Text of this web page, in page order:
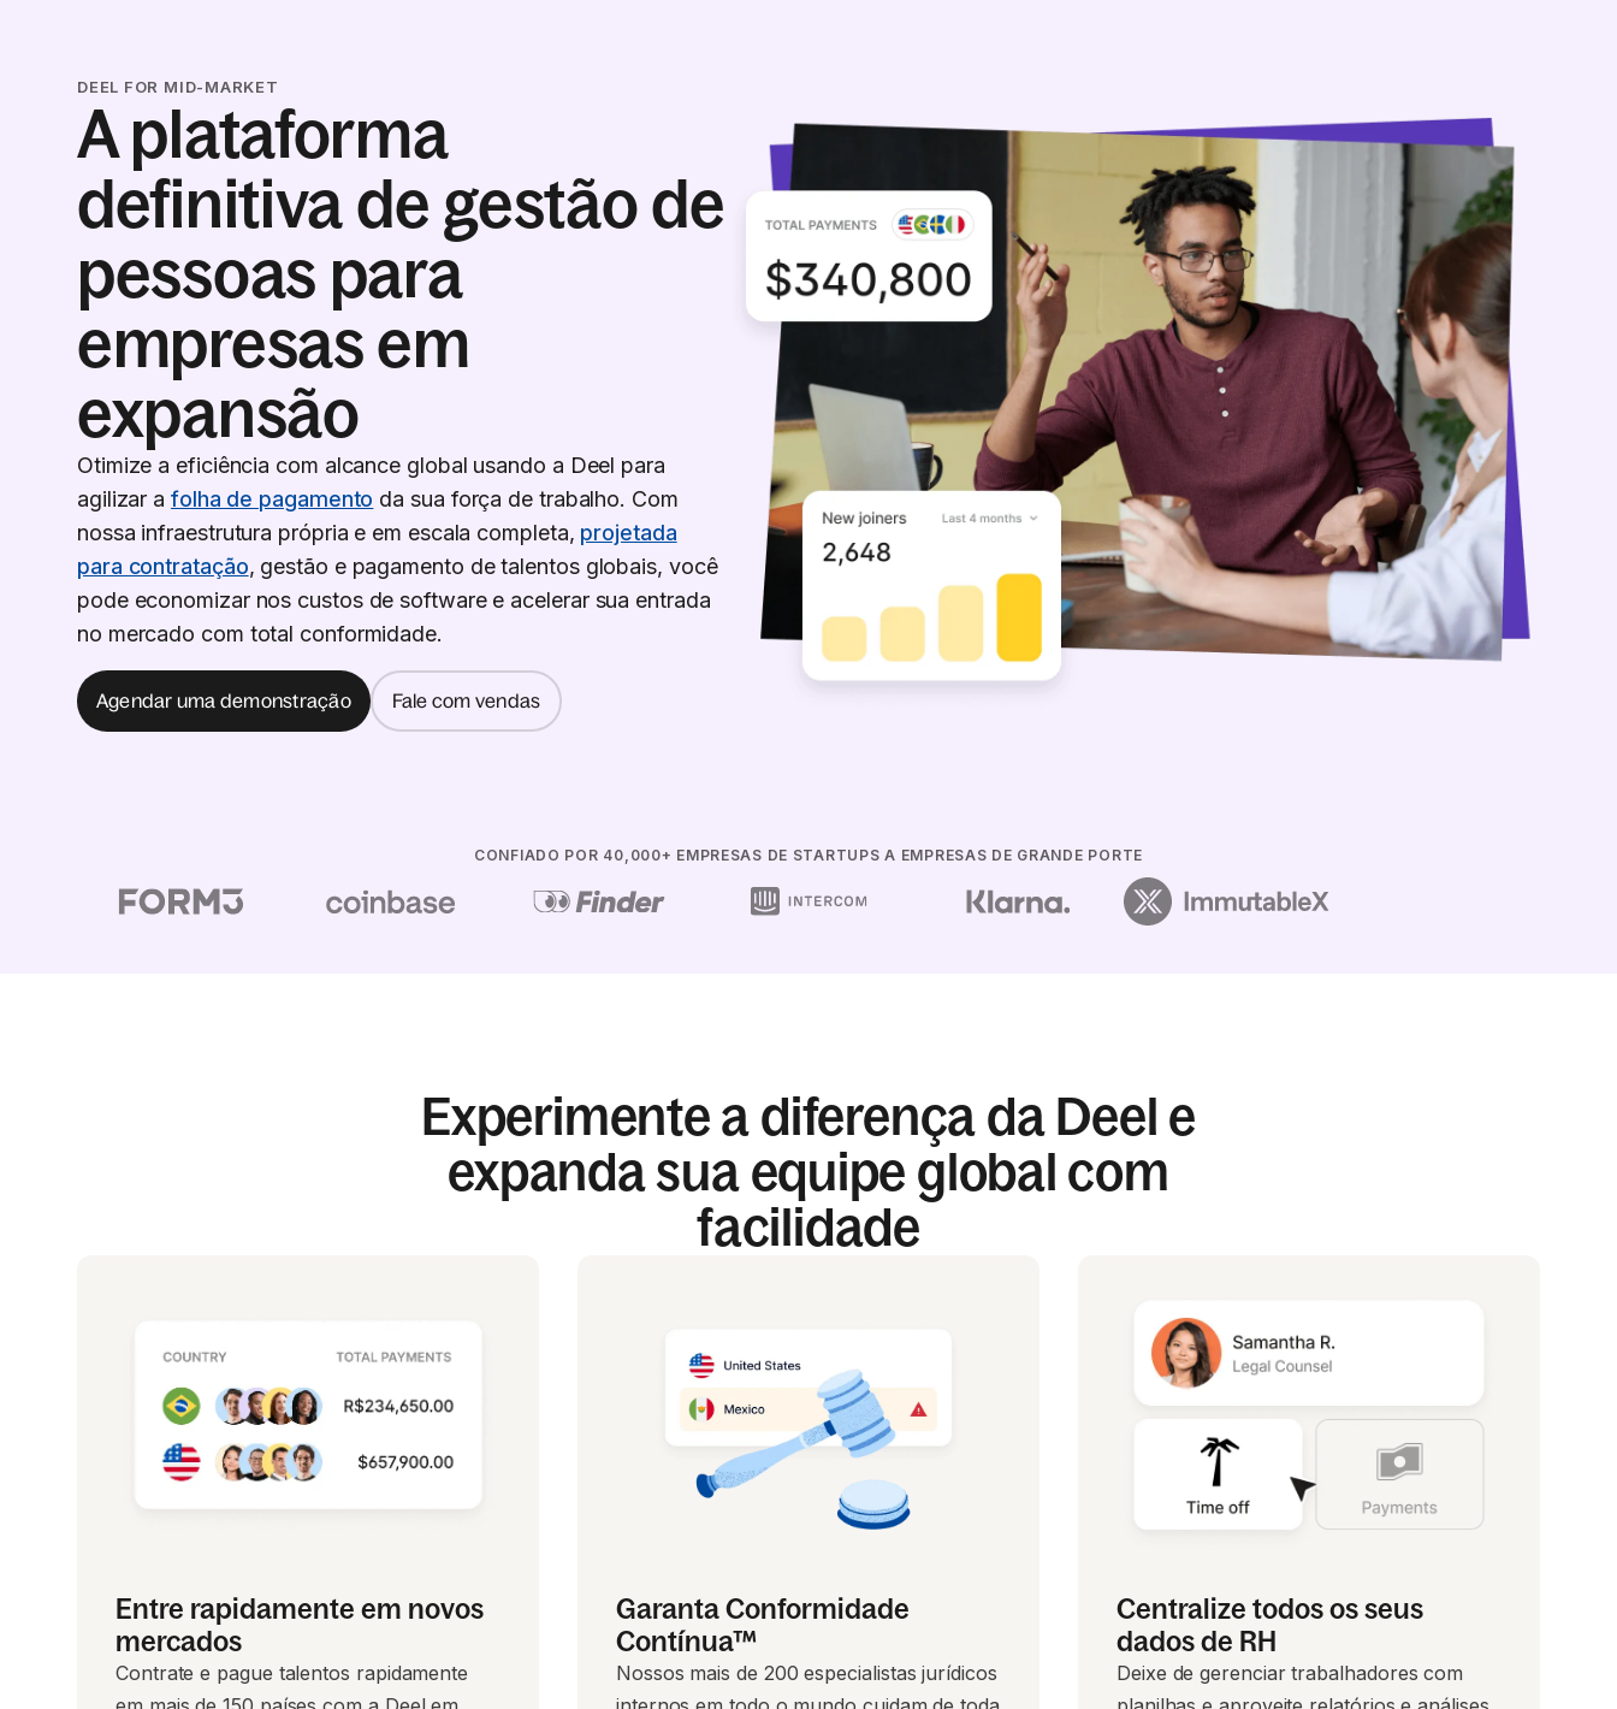
DEEL FOR MID-MARKET
A plataforma
definitiva de gestão de
pessoas para
empresas em
expansão
Otimize a eficiência com alcance global usando a Deel para
agilizar afolha de pagamento da sua força de trabalho. Com
nossa infraestrutura própria e em escala completa, projetada
para contratação, gestão e pagamento de talentos globais, você
pode economizar nos custos de software e acelerar sua entrada
no mercado com total conformidade.
Agendar uma demonstração Fale com vendas
CONFIADO POR 40,000+ EMPRESAS DE STARTUPS A EMPRESAS DE GRANDE PORTE
Experimente a diferença da Deel e
expanda sua equipe global com
facilidade
Entre rapidamente em novos
mercados
Contrate e pague talentos rapidamente
Garanta Conformidade
Contínua™
Nossos mais de 200 especialistas jurídicos
Centralize todos os seus
dados de RH
Deixe de gerenciar trabalhadores com